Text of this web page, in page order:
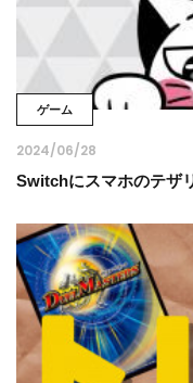
ゲーム
2024/06/28
Switchにスマホのテザ